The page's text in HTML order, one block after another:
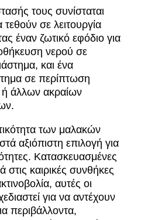
τους συνίσταται
τεθούν σε λειτουργία
έναν ζωτικό εφόδιο για
νερού σε
και ένα
σε περίπτωση
ή άλλων ακραίων
των μαλακών
αξιόπιστη επιλογή για
Κατασκευασμένες
στις καιρικές συνθήκες
αυτές οι
για να αντέχουν
περιβάλλοντα,